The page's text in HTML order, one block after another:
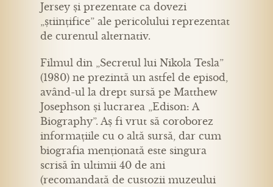
Jersey și prezentate ca dovezi
„științifice” ale pericolului reprezentat
de curentul alternativ.
Filmul din „Secretul lui Nikola Tesla”
(1980) ne prezintă un astfel de episod,
având-ul la drept sursă pe Matthew
Josephson și lucrarea „Edison: A
Biography”. Aș fi vrut să coroborez
informațiile cu o altă sursă, dar cum
biografia menționată este singura
scrisă în ultimii 40 de ani
(recomandată de custozii muzeului